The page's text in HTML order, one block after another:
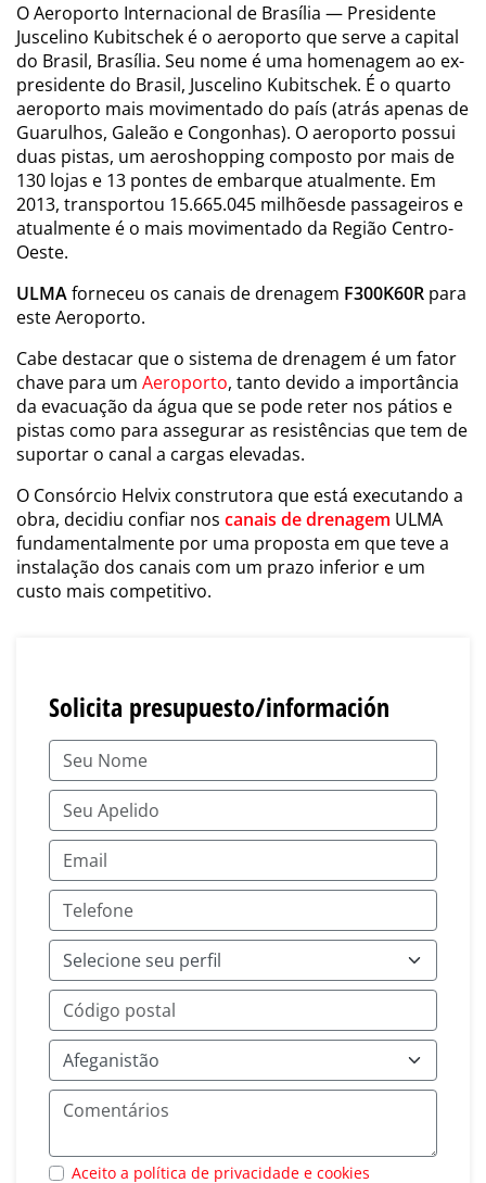
O Aeroporto Internacional de Brasília — Presidente
Juscelino Kubitschek é o aeroporto que serve a capital
do Brasil, Brasília. Seu nome é uma homenagem ao ex-
presidente do Brasil, Juscelino Kubitschek. É o quarto
aeroporto mais movimentado do país (atrás apenas de
Guarulhos, Galeão e Congonhas). O aeroporto possui
duas pistas, um aeroshopping composto por mais de
130 lojas e 13 pontes de embarque atualmente. Em
2013, transportou 15.665.045 milhõesde passageiros e
atualmente é o mais movimentado da Região Centro-
Oeste.
ULMAforneceu os canais de drenagem F300K60R para
este Aeroporto.
Cabe destacar que o sistema de drenagem é um fator
chave para um Aeroporto, tanto devido a importância
da evacuação da água que se pode reter nos pátios e
pistas como para assegurar as resistências que tem de
suportar o canal a cargas elevadas.
O Consórcio Helvix construtora que está executando a
obra, decidiu confiar nos canais de drenagem ULMA
fundamentalmente por uma proposta em que teve a
instalação dos canais com um prazo inferior e um
custo mais competitivo.
Solicita presupuesto/información
Aceito a política de privacidade e cookies